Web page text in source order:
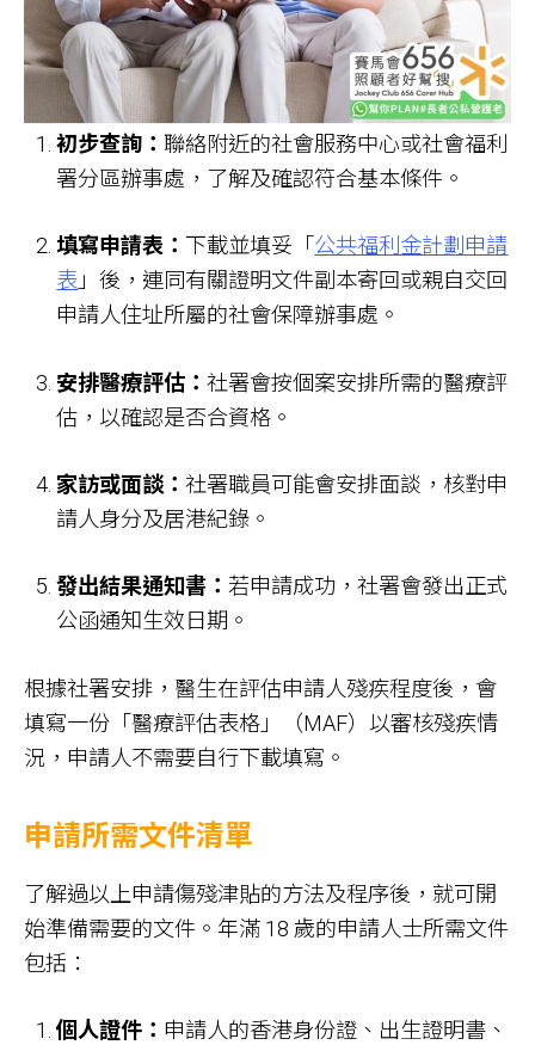
初步查詢：聯絡附近的社會服務中心或社會福利
署分區辦事處，了解及確認符合基本條件。
填寫申請表：下載並填妥「 公共福利金計劃申請
表 」後，連同有關證明文件副本寄回或親自交回
申請人住址所屬的社會保障辦事處。
安排醫療評估：社署會按個案安排所需的醫療評
估，以確認是否合資格。
家訪或面談：社署職員可能會安排面談，核對申
請人身分及居港紀錄。
發出結果通知書： 若申請成功，社署會發出正式
公函通知生效日期。
根據社署安排，醫生在評估申請人殘疾程度後，會
填寫一份「醫療評估表格」（MAF）以審核殘疾情
況，申請人不需要自行下載填寫。
申請所需文件清單
了解過以上申請傷殘津貼的方法及程序後，就可開
始準備需要的文件。年滿 18 歲的申請人士所需文件
包括：
個人證件： 申請人的香港身份證、出生證明書、